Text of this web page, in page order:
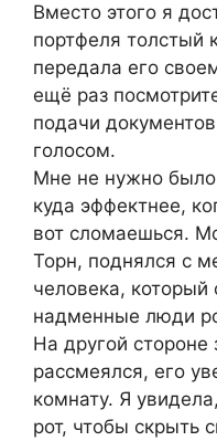
Вместо этого я
портфеля толстый
передала его
ещё раз
подачи
голосом.
Мне не нужно было
куда эффектнее,
вот сломаешься.
Торн, поднялся с
человека,
надменные люди
На другой
рассмеялся, его
комнату. Я
рот, чтобы скрыть